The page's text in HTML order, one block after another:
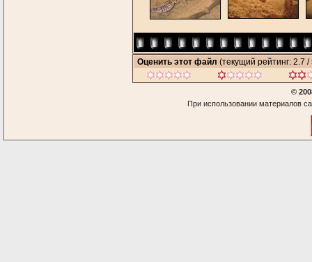
Оценить этот файл (текущий рейтинг: 2.7 /
©
При использовании материалов